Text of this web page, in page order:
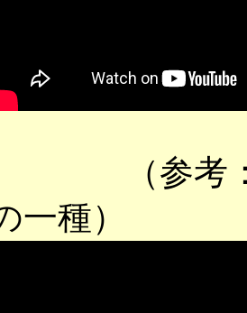
（参考： ソ
一種）